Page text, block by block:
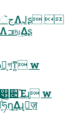
࣮ફʂ(JU)VC"DUJPOTΛ࢖ͬͯ$*$%Λߏங͢Δʂ